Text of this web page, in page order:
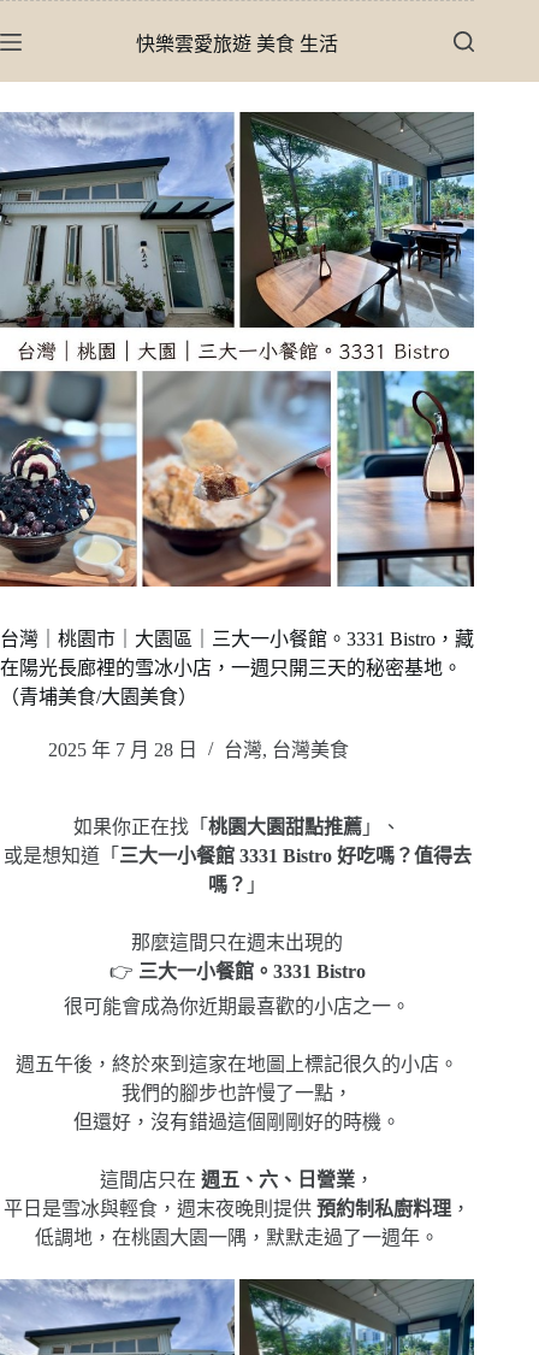
至
內
快樂雲愛旅遊 美食 生活
台灣｜桃園市｜大園區｜三大一小餐館。3331 Bistro，藏
在陽光長廊裡的雪冰小店，一週只開三天的秘密基地。
（青埔美食/大園美食）
2025 年 7 月 28 日 台灣, 台灣美食
如果你正在找「桃園大園甜點推薦 」、
或是想知道「 三大一小餐館 3331 Bistro 好吃嗎？值得去
嗎？ 」
那麼這間只在週末出現的
👉 三大一小餐館。3331 Bistro
很可能會成為你近期最喜歡的小店之一。
週五午後，終於來到這家在地圖上標記很久的小店。
我們的腳步也許慢了一點，
但還好，沒有錯過這個剛剛好的時機。
這間店只在週五、六、日營業 ，
平日是雪冰與輕食，週末夜晚則提供預約制私廚料理 ，
低調地，在桃園大園一隅，默默走過了一週年。